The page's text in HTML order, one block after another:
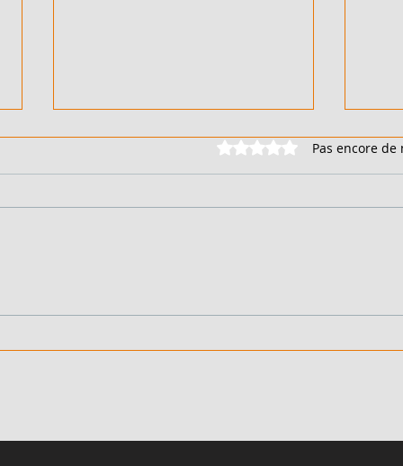
- COTE D'IVOIRE - ABDJAN -
000 000 FCFA
Noté 0 étoile sur 5.
Pas encore de